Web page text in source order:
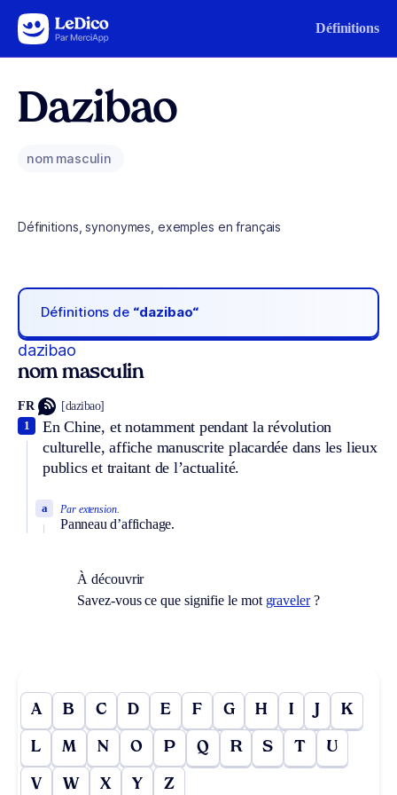
Aller au contenu Définitions
Dazibao
nom masculin
Définitions, synonymes, exemples en français
Définitions de “dazibao“
dazibao
nom masculin
FR [dazibao]
En Chine, et notamment pendant la révolution
culturelle, affiche manuscrite placardée dans les lieux
publics et traitant de l’actualité.
1
Par extension.
Panneau d’affichage.
a
À découvrir
Savez-vous ce que signifie le mot graveler?
A B C D E F G H I J K
L M N O P Q R S T U
V W X Y Z